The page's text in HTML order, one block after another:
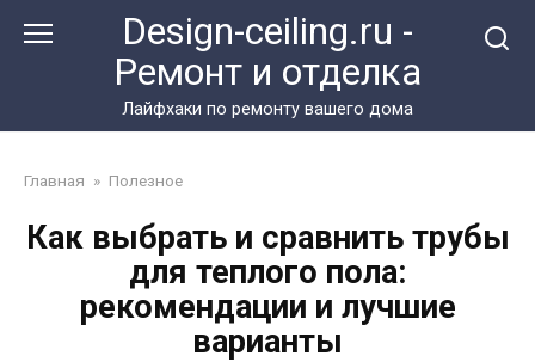
Design-ceiling.ru -
Ремонт и отделка
Лайфхаки по ремонту вашего дома
Главная » Полезное
Как выбрать и сравнить трубы
для теплого пола:
рекомендации и лучшие
варианты